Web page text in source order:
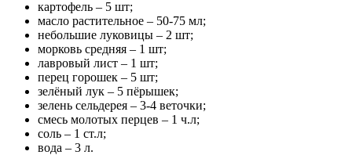
картофель – 5 шт;
масло растительное – 50-75 мл;
небольшие луковицы – 2 шт;
морковь средняя – 1 шт;
лавровый лист – 1 шт;
перец горошек – 5 шт;
зелёный лук – 5 пёрышек;
зелень сельдерея – 3-4 веточки;
смесь молотых перцев – 1 ч.л;
соль – 1 ст.л;
вода – 3 л.